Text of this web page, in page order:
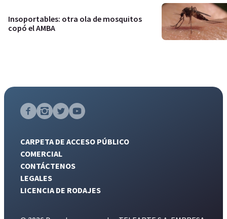
Insoportables: otra ola de mosquitos
copó el AMBA
CARPETA DE ACCESO PÚBLICO
COMERCIAL
CONTÁCTENOS
LEGALES
LICENCIA DE RODAJES